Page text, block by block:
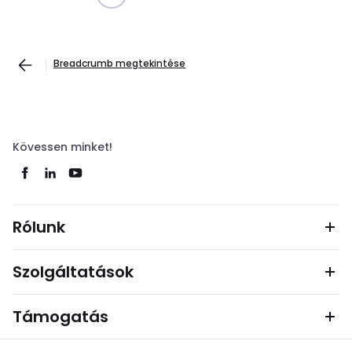
Breadcrumb megtekintése
Kövessen minket!
Rólunk
Szolgáltatások
Támogatás